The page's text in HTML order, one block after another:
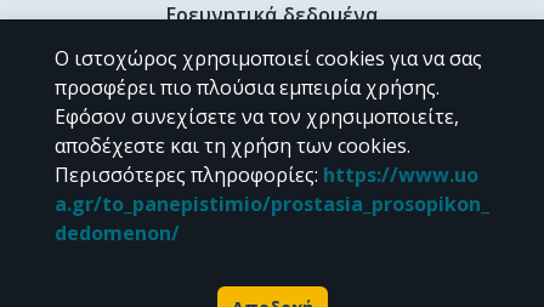
Ερευνητικά δεδομένα
Διδακτορικές διατριβές & Γκρίζα βιβλιογραφία
Προφίλ Ερευνητή
CC BY-NC 4.0
Εκτός αν αναφέρεται διαφορετικά, το υλικό της "Περγάμου" διατίθεται
Powered by
Ο ιστοχώρος χρησιμοποιεί cookies για να σας
προσφέρει πιο πλούσια εμπειρία χρήσης.
Εφόσον συνεχίσετε να τον χρησιμοποιείτε,
αποδέχεστε και τη χρήση των cookies.
Περισσότερες πληροφορίες: https://www.uo
a.gr/to_panepistimio/prostasia_prosopikon_
dedomenon/